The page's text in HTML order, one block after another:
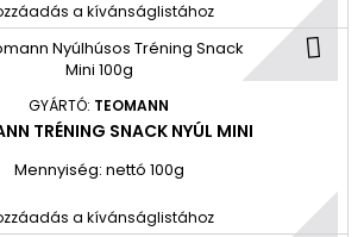
a kívánságlistához
GYÁRTÓ: TEOMANN
TRÉNING SNACK NYÚL MINI
Mennyiség: nettó 100g
a kívánságlistához